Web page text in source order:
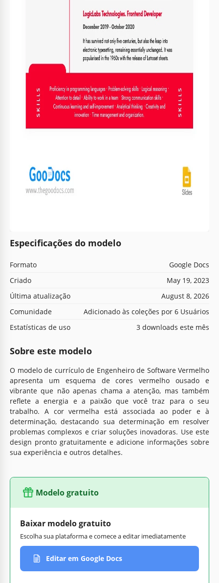
Especificações do modelo
Formato
Google Docs
Criado
May 19, 2023
Última atualização
August 8, 2026
Comunidade
Adicionado às coleções por 6 Usuários
Estatísticas de uso
3 downloads este mês
Sobre este modelo
O modelo de currículo de Engenheiro de Software Vermelho
apresenta um esquema de cores vermelho ousado e
vibrante que não apenas chama a atenção, mas também
reflete a energia e a paixão que você traz para o seu
trabalho. A cor vermelha está associada ao poder e à
determinação, destacando sua determinação em resolver
problemas complexos e criar soluções inovadoras. Use este
design pronto gratuitamente e adicione informações sobre
sua experiência e outros detalhes.
Modelo gratuito
Baixar modelo gratuito
Escolha sua plataforma e comece a editar imediatamente
Editar em Google Docs